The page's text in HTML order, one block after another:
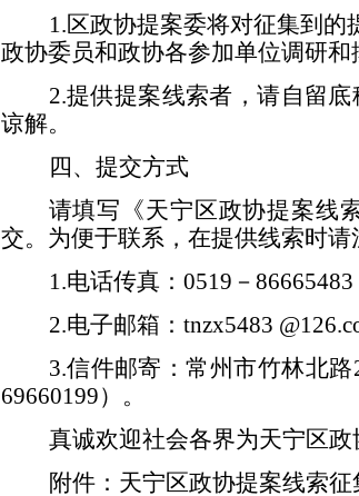
1.区政协提案委将对征集到的
政协委员和政协各参加单位调研和
2.提供提案线索者，请自留
谅解。
四、提交方式
请填写《天宁区政协提案线
交。为便于联系，在提供线索时请
1.电话传真： 0519 － 86665483
2.电子邮箱： tnzx5483
3.信件邮寄 ：常州市竹林北路
69660199）。
真诚欢迎社会各界为天宁区政
附件：天宁区政协提案线索征